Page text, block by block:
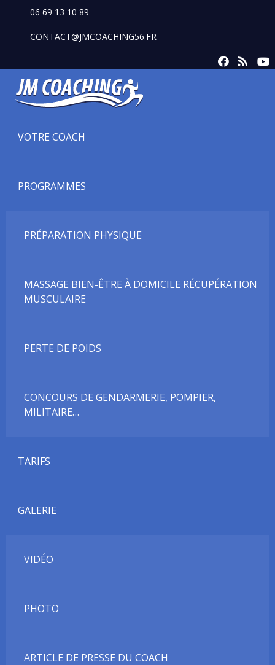
06 69 13 10 89
CONTACT@JMCOACHING56.FR
VOTRE COACH
PROGRAMMES
PRÉPARATION PHYSIQUE
MASSAGE BIEN-ÊTRE À DOMICILE RÉCUPÉRATION
MUSCULAIRE
PERTE DE POIDS
CONCOURS DE GENDARMERIE, POMPIER,
MILITAIRE…
TARIFS
GALERIE
VIDÉO
PHOTO
ARTICLE DE PRESSE DU COACH